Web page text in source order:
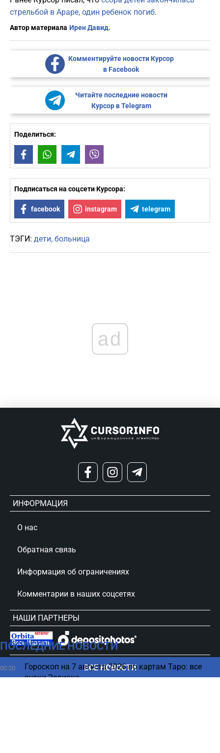
стрельбой в Араре, один ребенок погиб.
Автор материала Ирен Давид.
Комментируйте новости Курсор
в Facebook
Читайте последние новости
Курсор в Telegram
Поделиться:
FacebookWhatsAppTelegram
Подписаться на соцсети Курсора:
facebook instagram telegram
ТЭГИ: дети больница
ПОСЛЕДНИЕ НОВОСТИ
00:20
Гороскоп на 7 августа 2026 по картам Таро: все
знаки Зодиака
ВСЕ НОВОСТИ
ad
ИНФОРМАЦИЯ
О нас
Обратная связь
Информация об ограничениях
Комментарии в наших соцсетях
НАШИ ПАРТНЕРЫ
сursorinfo.co.il © Все права защищены